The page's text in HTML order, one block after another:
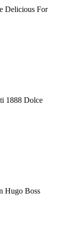
Delicious For
1888 Dolce
Hugo Boss